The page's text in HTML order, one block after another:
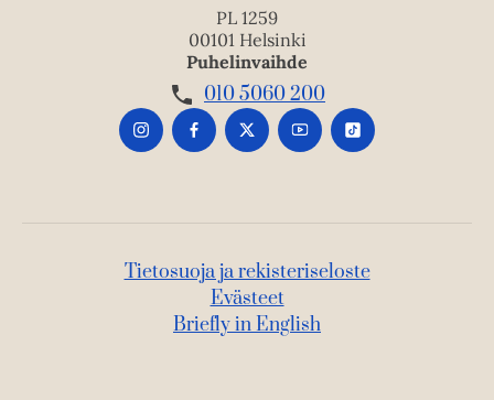
PL 1259
00101 Helsinki
Puhelinvaihde
010 5060 200
Tietosuoja ja rekisteriseloste
Evästeet
Briefly in English